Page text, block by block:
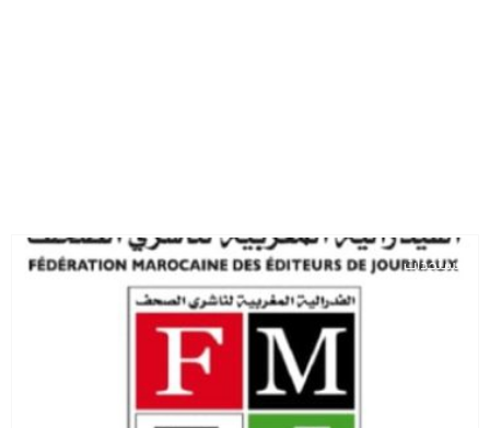
مستجدات